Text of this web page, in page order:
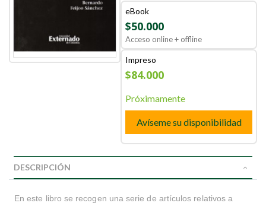
eBook
$50.000
Acceso online + offline
Impreso
$84.000
Próximamente
Avíseme su disponibilidad
DESCRIPCIÓN
En este libro se recogen una serie de artículos relativos a